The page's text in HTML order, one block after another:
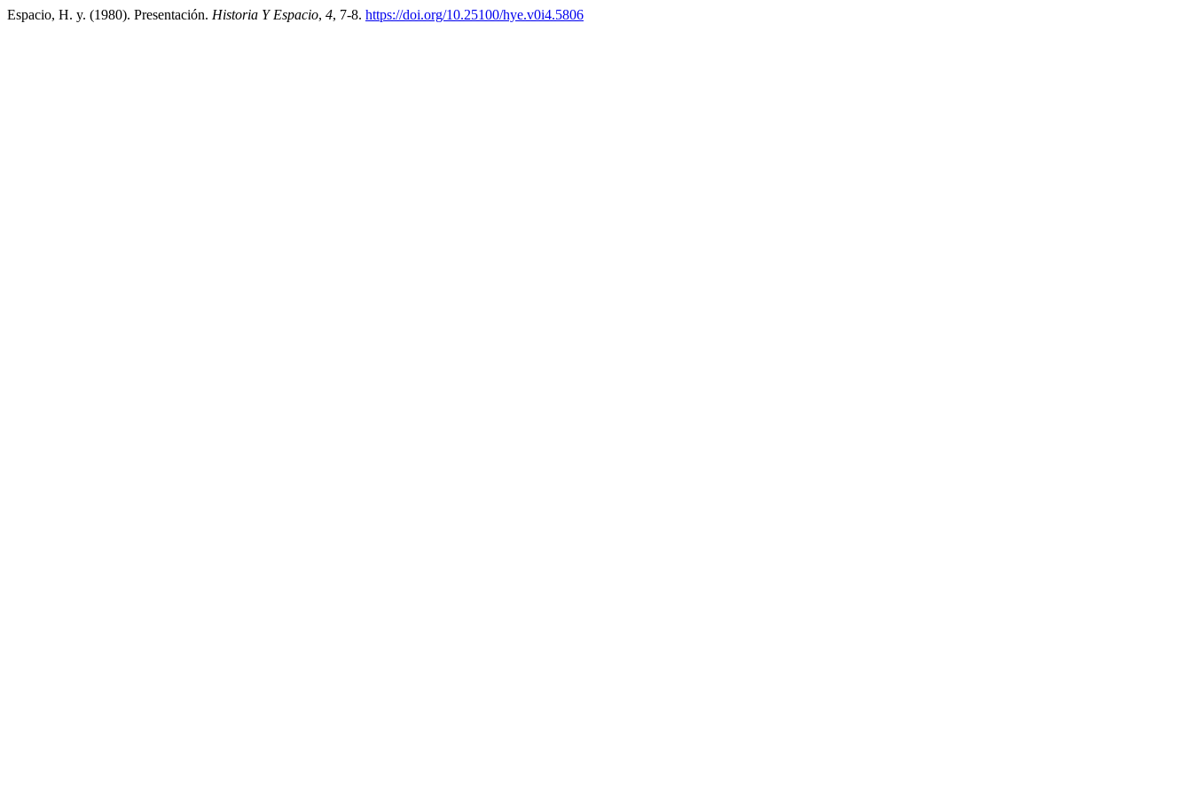
Espacio, H. y. (1980). Presentación. Historia Y Espacio, 4, 7-8. https://doi.org/10.25100/hye.v0i4.5806